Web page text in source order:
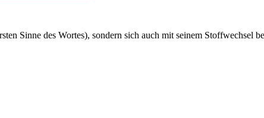
Sinne des Wortes), sondern sich auch mit seinem Stoffwechsel